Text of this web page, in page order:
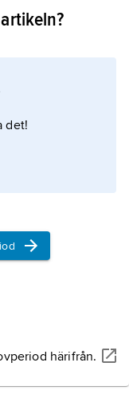
tillhör från
i fyra
det!
härifrån.